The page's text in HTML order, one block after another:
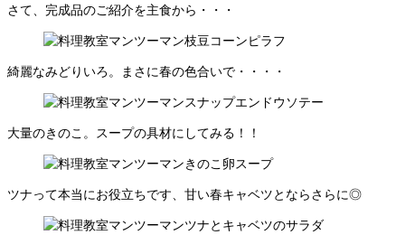
さて、完成品のご紹介を主食から・・・
綺麗なみどりいろ。まさに春の色合いで・・・・
大量のきのこ。スープの具材にしてみる！！
ツナって本当にお役立ちです、甘い春キャベツとならさらに◎